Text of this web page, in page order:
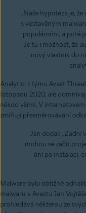
„Naše hypotéza je,
s vestavěným
populárními, a poté
Je tu i možnost, že
nový vlastník do
Analytici z týmu Avast
listopadu 2020, ale
někdo všiml. V
zmiňují přesměrovávání
Jan dodal: „Zadní
mohou se začít
dní po instalaci,
Malware bylo obtížné
malwaru v Avastu Jan
prohledává některou ze